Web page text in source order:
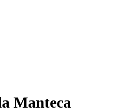
Manteca